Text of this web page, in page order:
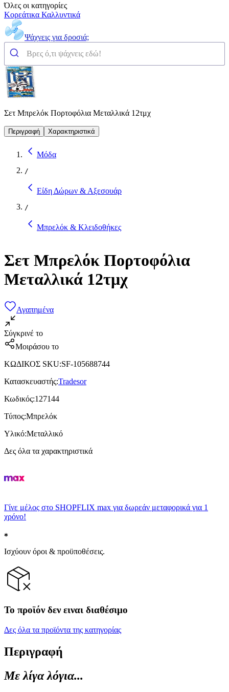
Όλες οι κατηγορίες
Κορεάτικα Καλλυντικά
Ψάχνεις για δροσιά;
Σετ Μπρελόκ Πορτοφόλια Μεταλλικά 12τμχ
Περιγραφή Χαρακτηριστικά
Μόδα
/
Είδη Δώρων & Αξεσουάρ
/
Μπρελόκ & Κλειδοθήκες
Σετ Μπρελόκ Πορτοφόλια
Μεταλλικά 12τμχ
Αγαπημένα
Σύγκρινέ το
Μοιράσου το
ΚΩΔΙΚΟΣ SKU:SF-105688744
Κατασκευαστής:Tradesor
Κωδικός:127144
Τύπος:Μπρελόκ
Υλικό:Μεταλλικό
Δες όλα τα χαρακτηριστικά
Γίνε μέλος στο SHOPFLIX max για δωρεάν μεταφορικά για 1
χρόνο!
Ισχύουν όροι & προϋποθέσεις.
Το προϊόν δεν ειναι διαθέσιμο
Δες όλα τα προϊόντα της κατηγορίας
Περιγραφή
Με λίγα λόγια...